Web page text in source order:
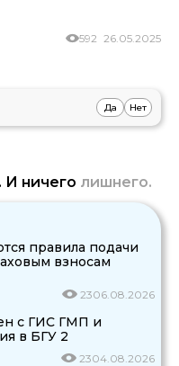
26.05.2025
592
Да Нет
И ничего лишнего.
правила подачи
взносам
2306.08.2026
с ГИС ГМП и
в БГУ 2
2304.08.2026